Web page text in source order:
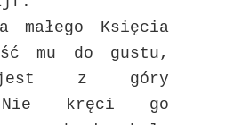
małego Księcia
mu do gustu,
jest z góry
kręci go